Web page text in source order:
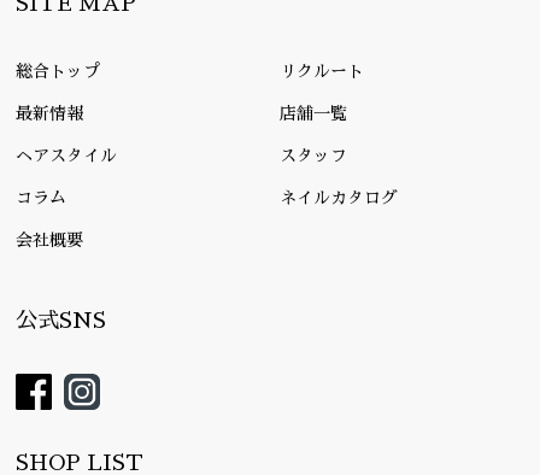
総合トップ リクルート
最新情報 店舗一覧
ヘアスタイル スタッフ
コラム ネイルカタログ
会社概要
公式SNS
SHOP LIST